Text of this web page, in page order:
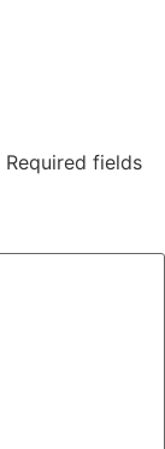
Required fields